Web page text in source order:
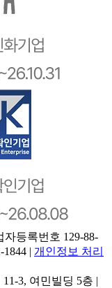
등록번호 129-88-
| 개인정보 처리
3, 여민빌딩 5층 |